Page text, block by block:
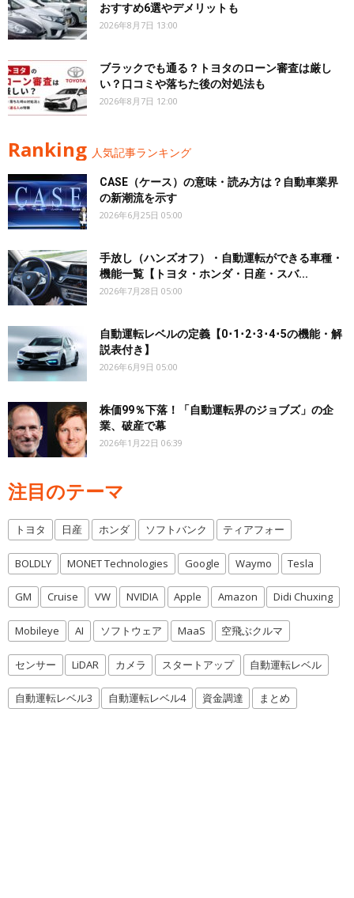
おすすめ6選やデメリットも
2026年8月7日 13:00
ブラックでも通る？トヨタのローン審査は厳し
い？口コミや落ちた後の対処法も
2026年8月7日 12:00
Ranking 人気記事ランキング
CASE（ケース）の意味・読み方は？自動車業界
の新潮流を示す
2026年6月25日 05:00
手放し（ハンズオフ）・自動運転ができる車種・
機能一覧【トヨタ・ホンダ・日産・スバ...
2026年7月28日 05:00
自動運転レベルの定義【0･1･2･3･4･5の機能・解
説表付き】
2026年6月9日 05:00
株価99％下落！「自動運転界のジョブズ」の企
業、破産で幕
2026年1月22日 06:39
注目のテーマ
トヨタ 日産 ホンダ ソフトバンク ティアフォー
BOLDLY MONET Technologies Google Waymo Tesla
GM Cruise VW NVIDIA Apple Amazon Didi Chuxing
Mobileye AI ソフトウェア MaaS 空飛ぶクルマ
センサー LiDAR カメラ スタートアップ 自動運転レベル
自動運転レベル3 自動運転レベル4 資金調達 まとめ